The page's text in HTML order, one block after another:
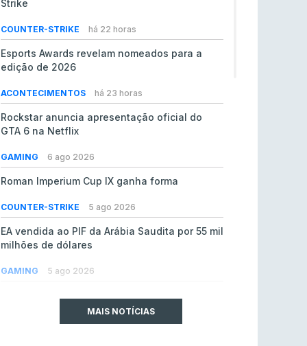
Strike
COUNTER-STRIKE há 22 horas
Esports Awards revelam nomeados para a
edição de 2026
ACONTECIMENTOS há 23 horas
Rockstar anuncia apresentação oficial do
GTA 6 na Netflix
GAMING 6 ago 2026
Roman Imperium Cup IX ganha forma
COUNTER-STRIKE 5 ago 2026
EA vendida ao PIF da Arábia Saudita por 55 mil
milhões de dólares
GAMING 5 ago 2026
MAIS NOTÍCIAS